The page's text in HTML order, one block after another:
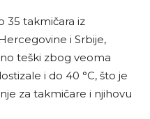
35 takmičara iz
i Srbije,
teški zbog veoma
i do 40 °C, što je
za takmičare i njihovu